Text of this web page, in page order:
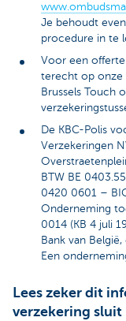
Je behoudt
procedure in te
Voor een
terecht op onze
Brussels Touch
De KBC-Polis
Verzekeringen
BTW BE
0420 0601 –
Onderneming
0014 (KB 4 juli
Bank van
Een
Lees zeker dit
verzekering sluit